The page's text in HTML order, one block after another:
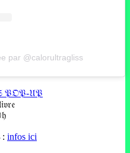
par @calorultragliss
𝔓𝔒𝔓-𝔘𝔓
: infos ici